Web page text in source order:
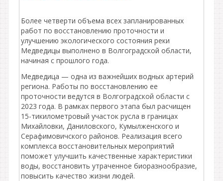
Более четверти объема всех запланированных
работ по восстановлению проточности и
улучшению экологического состояния реки
Медведицы выполнено в Волгоградской области,
начиная с прошлого года.
Медведица — одна из важнейших водных артерий
региона. Работы по восстановлению ее
проточности ведутся в Волгоградской области с
2023 года. В рамках первого этапа был расчищен
15-тикилометровый участок русла в границах
Михайловки, Даниловского, Кумылженского и
Серафимовичского районов. Реализация всего
комплекса восстановительных мероприятий
поможет улучшить качественные характеристики
воды, восстановить утраченное биоразнообразие,
повысить качество жизни людей.